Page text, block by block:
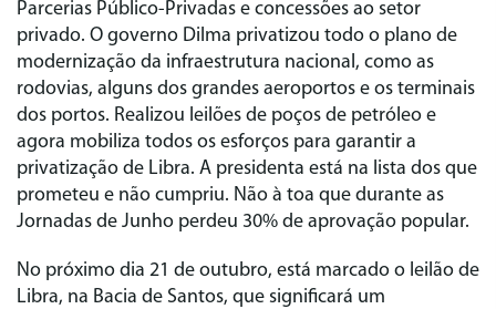
Parcerias Público-Privadas e concessões ao setor
privado. O governo Dilma privatizou todo o plano de
modernização da infraestrutura nacional, como as
rodovias, alguns dos grandes aeroportos e os terminais
dos portos. Realizou leilões de poços de petróleo e
agora mobiliza todos os esforços para garantir a
privatização de Libra. A presidenta está na lista dos que
prometeu e não cumpriu. Não à toa que durante as
Jornadas de Junho perdeu 30% de aprovação popular.
No próximo dia 21 de outubro, está marcado o leilão de
Libra, na Bacia de Santos, que significará um